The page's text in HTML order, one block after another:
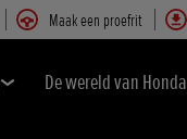
Maak een proefrit
De wereld van Honda